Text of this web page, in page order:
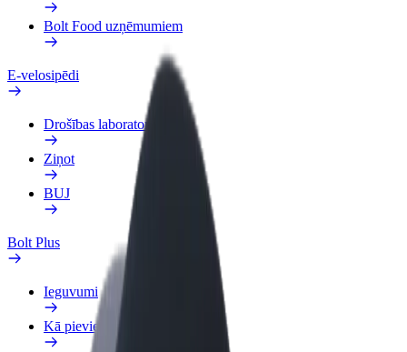
Bolt Food uzņēmumiem
E-velosipēdi
Drošības laboratorija
Ziņot
BUJ
Bolt Plus
Ieguvumi
Kā pievienoties